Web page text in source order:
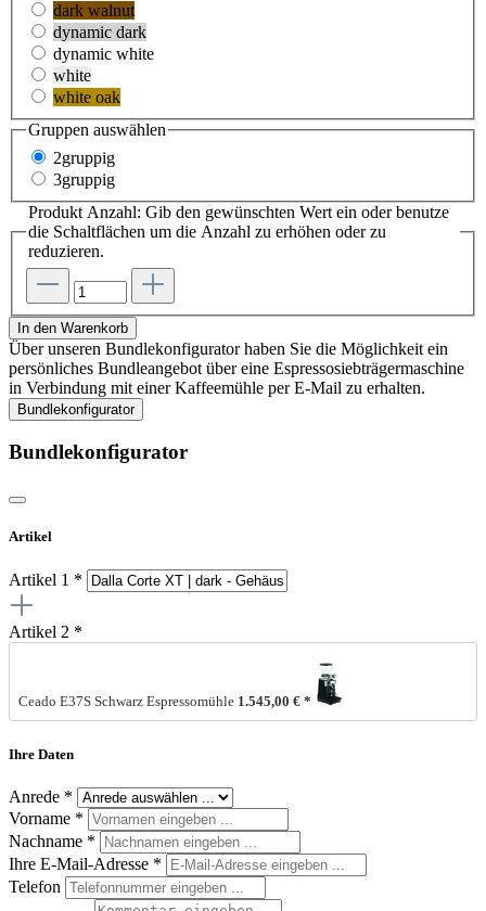
dark walnut
dynamic dark
dynamic white
white
white oak
Gruppen auswählen
2gruppig
3gruppig
Produkt Anzahl: Gib den gewünschten Wert ein oder benutze
die Schaltflächen um die Anzahl zu erhöhen oder zu
reduzieren.
In den Warenkorb
Über unseren Bundlekonfigurator haben Sie die Möglichkeit ein
persönliches Bundleangebot über eine Espressosiebträgermaschine
in Verbindung mit einer Kaffeemühle per E-Mail zu erhalten.
Bundlekonfigurator
Bundlekonfigurator
Artikel
Artikel 1 *
Artikel 2 *
Ceado E37S Schwarz Espressomühle 1.545,00 € *
Ihre Daten
Anrede *
Vorname *
Nachname *
Ihre E-Mail-Adresse *
Telefon